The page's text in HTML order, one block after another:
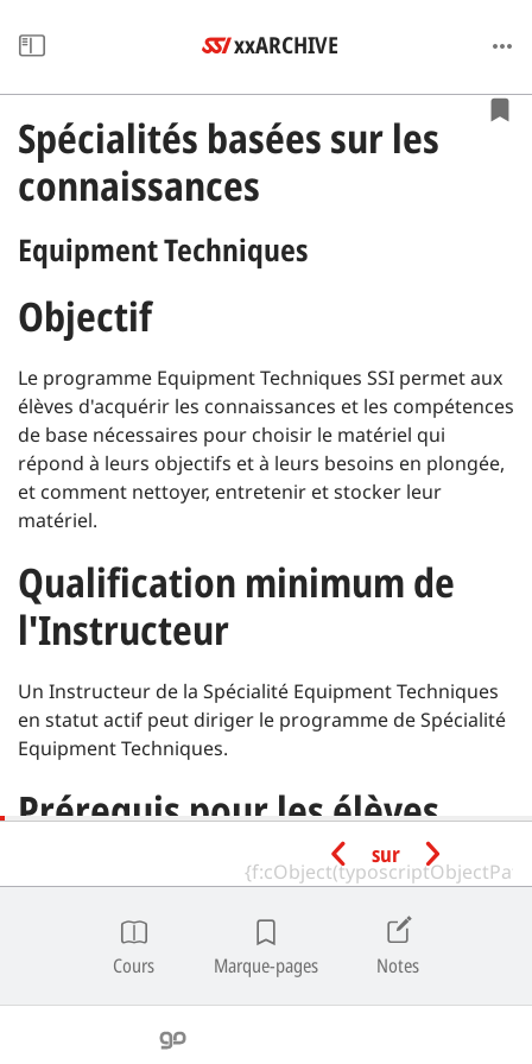
xxARCHIVE
Spécialités basées sur les
connaissances
Equipment Techniques
Objectif
Le programme Equipment Techniques SSI permet aux
élèves d'acquérir les connaissances et les compétences
de base nécessaires pour choisir le matériel qui
répond à leurs objectifs et à leurs besoins en plongée,
et comment nettoyer, entretenir et stocker leur
matériel.
Qualification minimum de
l'Instructeur
Un Instructeur de la Spécialité Equipment Techniques
en statut actif peut diriger le programme de Spécialité
Equipment Techniques.
Prérequis pour les élèves
Âge minimum | 10 ans.
Avoir les certifications SSI suivantes ou leur
équivalent délivrées par un organisme de formation
Referral Diver
sur
Cours Marque-pages Notes